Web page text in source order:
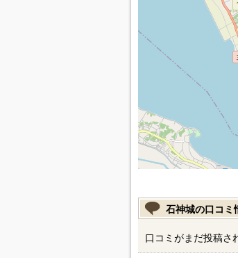
石神城の口コミ
口コミがまだ投稿さ